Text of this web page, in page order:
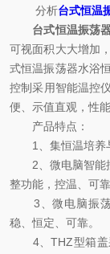
分析台式恒温
台式恒温振荡
可视面积大大增加
式恒温振荡器水浴
控制采用智能温控
便、示值直观，性能
产品特点：
1、集恒温培养与
2、微电脑智能控
整功能，控温、可靠
3、微电脑振荡
稳、恒定、可靠。
4、THZ型箱盖